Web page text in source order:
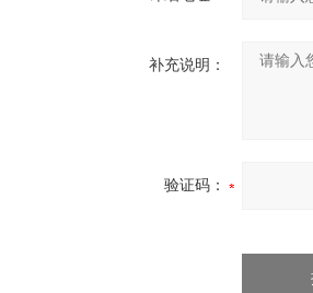
补充说明：
验证码：